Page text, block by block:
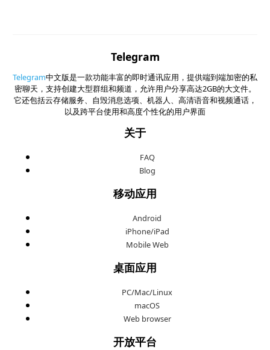
Telegram
Telegram中文版是一款功能丰富的即时通讯应用，提供端到端加密的私
密聊天，支持创建大型群组和频道，允许用户分享高达2GB的大文件。
它还包括云存储服务、自毁消息选项、机器人、高清语音和视频通话，
以及跨平台使用和高度个性化的用户界面
关于
FAQ
Blog
移动应用
Android
iPhone/iPad
Mobile Web
桌面应用
PC/Mac/Linux
macOS
Web browser
开放平台